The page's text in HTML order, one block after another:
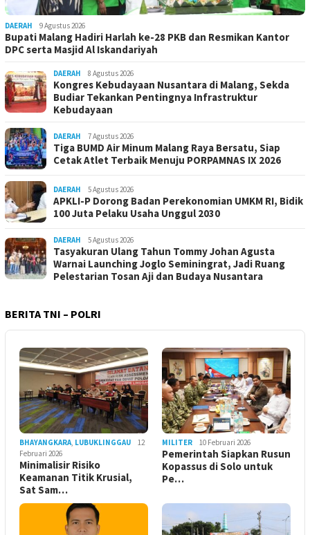
DAERAH 9 Agustus 2026
Bupati Malang Hadiri Harlah ke-28 PKB dan Resmikan Kantor
DPC serta Masjid Al Iskandariyah
DAERAH 8 Agustus 2026
Kongres Kebudayaan Nusantara di Malang, Sekda
Budiar Tekankan Pentingnya Infrastruktur
Kebudayaan
DAERAH 7 Agustus 2026
Tiga BUMD Air Minum Malang Raya Bersatu, Siap
Cetak Atlet Terbaik Menuju PORPAMNAS IX 2026
DAERAH 5 Agustus 2026
APKLI-P Dorong Badan Perekonomian UMKM RI, Bidik
100 Juta Pelaku Usaha Unggul 2030
DAERAH 5 Agustus 2026
Tasyakuran Ulang Tahun Tommy Johan Agusta
Warnai Launching Joglo Seminingrat, Jadi Ruang
Pelestarian Tosan Aji dan Budaya Nusantara
BERITA TNI – POLRI
BHAYANGKARA, LUBUKLINGGAU
12
Februari 2026
Minimalisir Risiko
Keamanan Titik Krusial,
Sat Sam…
MILITER 10 Februari 2026
Pemerintah Siapkan Rusun
Kopassus di Solo untuk
Pe…